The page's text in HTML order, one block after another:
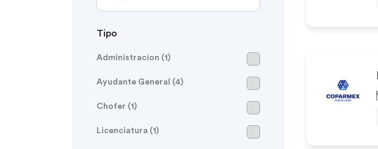
Tipo
Administracion (1)
Ayudante General (4)
Chofer (1)
Licenciatura (1)